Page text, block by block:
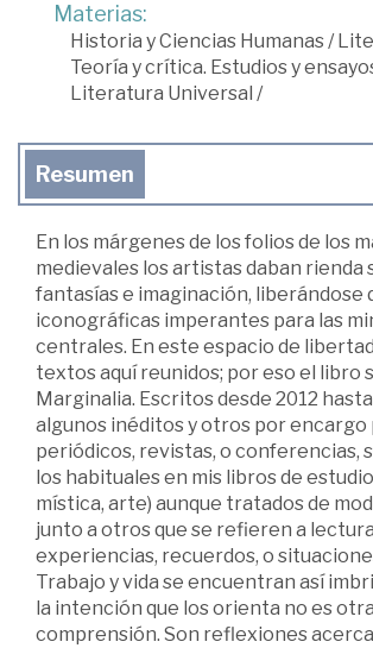
Materias:
Historia y Ciencias Humanas/
Teoría y crítica. Estudios y
Literatura Universal /
Resumen
En los márgenes de los folios de los
medievales los artistas daban rienda
fantasías e imaginación, liberándose
iconográficas imperantes para las
centrales. En este espacio de
textos aquí reunidos; por eso el libro
Marginalia. Escritos desde 2012
algunos inéditos y otros por encargo
periódicos, revistas, o conferencias,
los habituales en mis libros de
mística, arte) aunque tratados de
junto a otros que se refieren a
experiencias, recuerdos, o
Trabajo y vida se encuentran así
la intención que los orienta no es
comprensión. Son reflexiones